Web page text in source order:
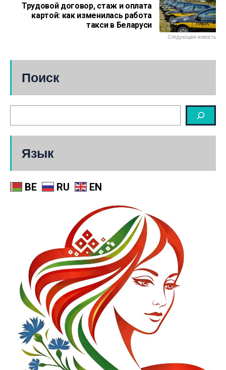
Трудовой договор, стаж и оплата
картой: как изменилась работа
такси в Беларуси
Следующая новость
Поиск
Язык
BE RU EN